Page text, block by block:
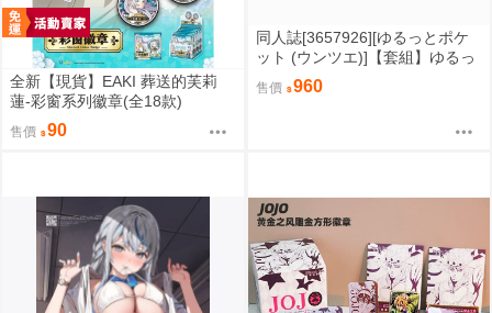
全新【現貨】EAKI 葬送的芙莉
蓮-彩窗系列徽章(全18款)
售價 90
同人誌[3657926][ゆるっとポケ
ット (ウンツエ)]【套組】ゆるっ
とポケット「非モテの僕にこん
な誘い断れるはずがない」セッ
售價 960